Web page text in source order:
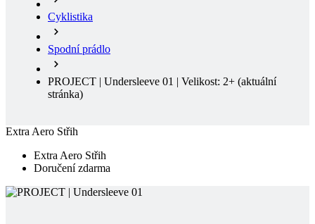
PROJECT | Undersleeve 01 | Velikost: 2+
stránka)
Extra Aero Střih
Extra Aero Střih